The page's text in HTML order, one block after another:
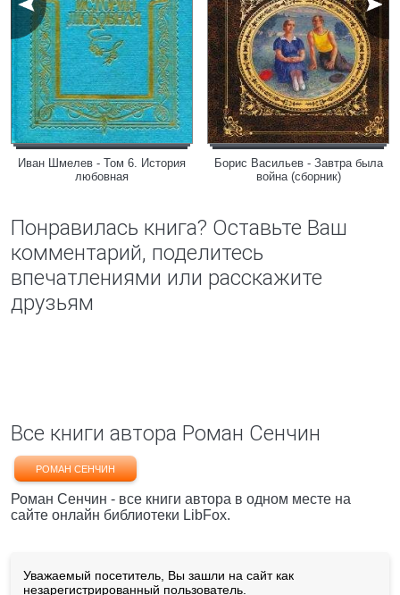
Иван Шмелев - Том 6. История
любовная
Борис Васильев - Завтра была
война (сборник)
Понравилась книга? Оставьте Ваш
комментарий, поделитесь
впечатлениями или расскажите
друзьям
Все книги автора Роман Сенчин
РОМАН СЕНЧИН
Роман Сенчин - все книги автора в одном месте на
сайте онлайн библиотеки LibFox.
Уважаемый посетитель, Вы зашли на сайт как
незарегистрированный пользователь.